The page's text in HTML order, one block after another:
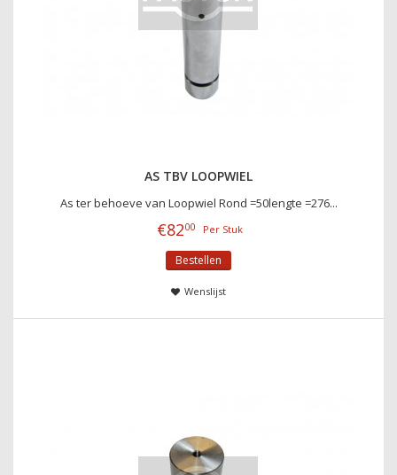
AS TBV LOOPWIEL
As ter behoeve van Loopwiel Rond =50lengte =276...
€8200 Per Stuk
Bestellen
Wenslijst